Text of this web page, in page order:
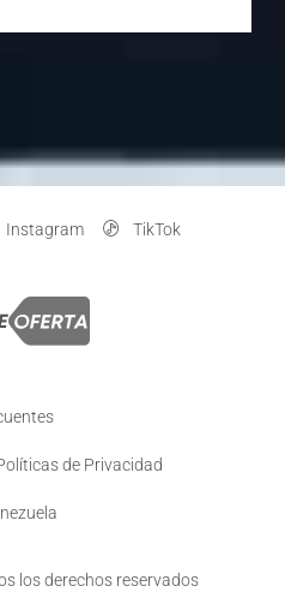
Instagram TikTok
de Privacidad
los derechos reservados